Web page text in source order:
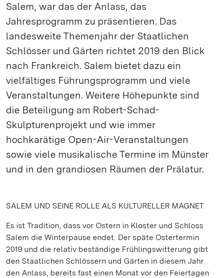
Salem, war das der Anlass, das
Jahresprogramm zu präsentieren. Das
landesweite Themenjahr der Staatlichen
Schlösser und Gärten richtet 2019 den Blick
nach Frankreich. Salem bietet dazu ein
vielfältiges Führungsprogramm und viele
Veranstaltungen. Weitere Höhepunkte sind
die Beteiligung am Robert-Schad-
Skulpturenprojekt und wie immer
hochkarätige Open-Air-Veranstaltungen
sowie viele musikalische Termine im Münster
und in den grandiosen Räumen der Prälatur.
SALEM UND SEINE ROLLE ALS KULTURELLER MAGNET
Es ist Tradition, dass vor Ostern in Kloster und Schloss
Salem die Winterpause endet. Der späte Ostertermin
2019 und die relativ beständige Frühlingswitterung gibt
den Staatlichen Schlössern und Gärten in diesem Jahr
den Anlass, bereits fast einen Monat vor den Feiertagen